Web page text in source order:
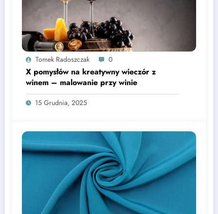
Tomek Radoszczak 0
X pomysłów na kreatywny wieczór z
winem – malowanie przy winie
15 Grudnia, 2025